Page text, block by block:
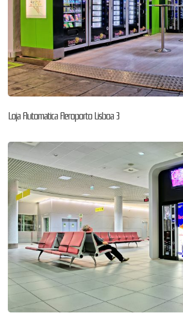
Loja Automatica Aeroporto Lisboa 3